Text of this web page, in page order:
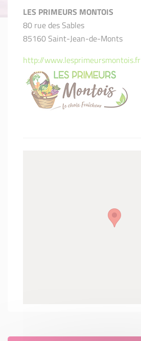
LES PRIMEURS MONTOIS
80 rue des Sables
85160 Saint-Jean-de-Monts
http://www.lesprimeursmontois.fr